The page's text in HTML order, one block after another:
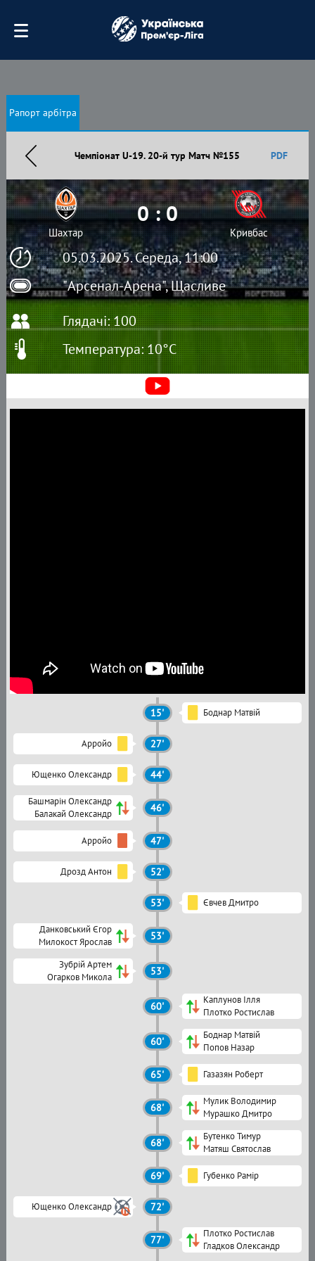
Рапорт арбітра
Чемпіонат U-19. 20-й тур Матч №155 PDF
05.03.2025. Середа, 11:00
"Арсенал-Арена", Щасливе
Шахтар
0 : 0
Кривбас
Глядачі: 100
Температура: 10°C
15' Боднар Матвій
Арройо 27'
Ющенко Олександр 44'
Башмарін Олександр
Балакай Олександр
46'
Арройо 47'
Дрозд Антон 52'
53' Євчев Дмитро
Данковський Єгор
Милокост Ярослав
53'
Зубрій Артем
Огарков Микола
53'
60'
Каплунов Ілля
Плотко Ростислав
60'
Боднар Матвій
Попов Назар
65' Газазян Роберт
68'
Мулик Володимир
Мурашко Дмитро
68'
Бутенко Тимур
Матяш Святослав
69' Губенко Рамір
Ющенко Олександр 72'
77'
Плотко Ростислав
Гладков Олександр